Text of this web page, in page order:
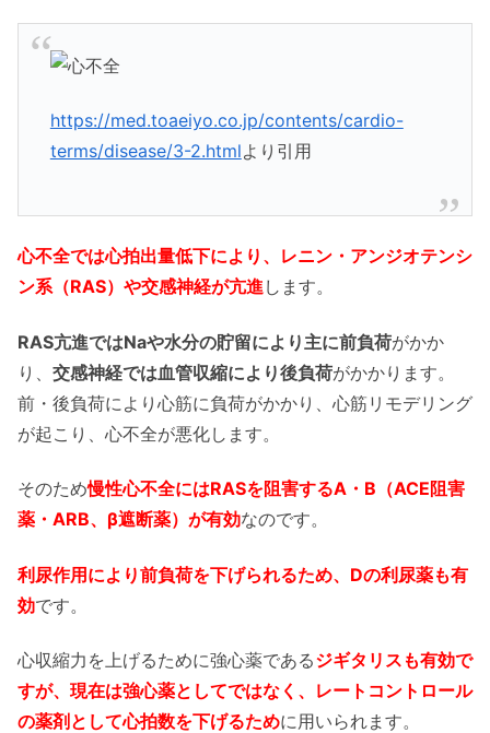
https://med.toaeiyo.co.jp/contents/cardio-
terms/disease/3-2.htmlより引用
心不全では心拍出量低下により、レニン・アンジオテンシ
ン系（RAS）や交感神経が亢進します。
RAS亢進ではNaや水分の貯留により主に前負荷がかか
り、 交感神経では血管収縮により後負荷がかかります。
前・後負荷により心筋に負荷がかかり、心筋リモデリング
が起こり、心不全が悪化します。
そのため慢性心不全にはRASを阻害するA・B（ACE阻害
薬・ARB、β遮断薬）が有効なのです。
利尿作用により前負荷を下げられるため、Dの利尿薬も有
効です。
心収縮力を上げるために強心薬であるジギタリスも有効で
すが、現在は強心薬としてではなく、レートコントロール
の薬剤として心拍数を下げるために用いられます。